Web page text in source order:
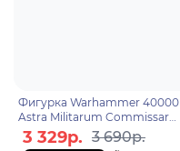
Фигурка Warhammer 40000
Astra Militarum Commissar
Wv10 18см 109016
3 329р. 3 690р.